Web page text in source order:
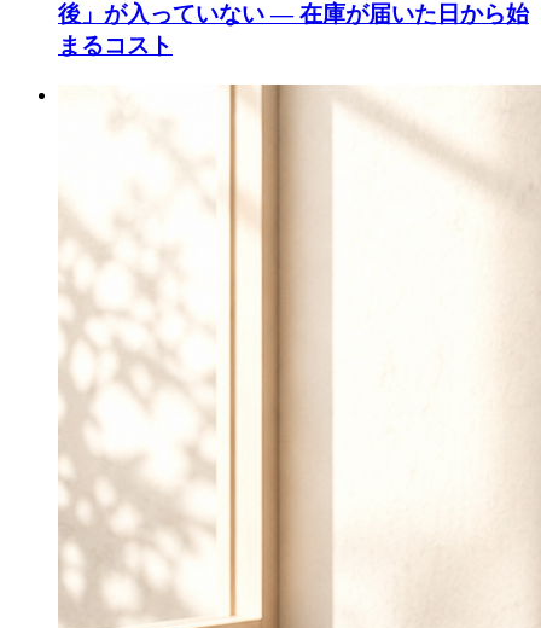
後」が入っていない — 在庫が届いた日から始
まるコスト